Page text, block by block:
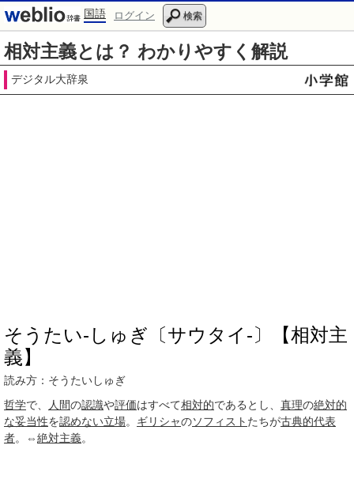
国語 ログイン 検索
相対主義とは？ わかりやすく解説
デジタル大辞泉
そうたい‐しゅぎ〔サウタイ‐〕【相対主
義】
読み方：そうたいしゅぎ
哲学で、 人間の認識や評価はすべて相対的であるとし、 真理の絶対的
な妥当性を認めない立場。 ギリシャのソフィスト たちが古典的代表
者。⇔絶対主義。